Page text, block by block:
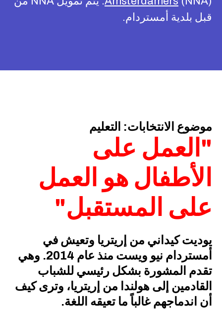
قبل بلدية أمستردام.
موضوع الانتخابات: التعليم
"العمل على
الأطفال هو العمل
على المستقبل"
يوديت كيداني من إريتريا وتعيش في
أمستردام نيو ويست منذ عام 2014. وهي
تقدم المشورة بشكل رئيسي للشباب
القادمين إلى هولندا من إريتريا، وترى كيف
أن اندماجهم غالباً ما تعيقه اللغة.